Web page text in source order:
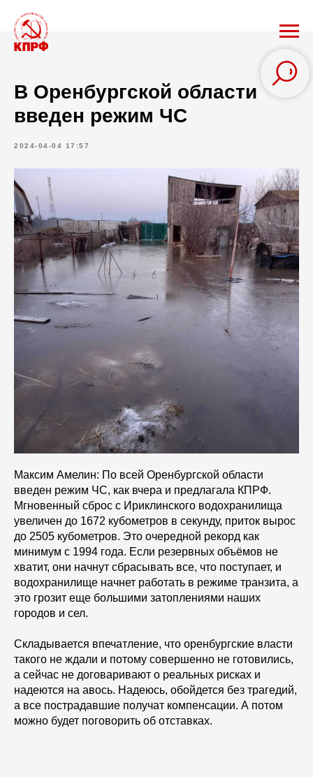
В Оренбургской области
введен режим ЧС
2024-04-04 17:57
Максим Амелин: По всей Оренбургской области
введен режим ЧС, как вчера и предлагала КПРФ.
Мгновенный сброс с Ириклинского водохранилища
увеличен до 1672 кубометров в секунду, приток вырос
до 2505 кубометров. Это очередной рекорд как
минимум с 1994 года. Если резервных объёмов не
хватит, они начнут сбрасывать все, что поступает, и
водохранилище начнет работать в режиме транзита, а
это грозит еще большими затоплениями наших
городов и сел.
Складывается впечатление, что оренбургские власти
такого не ждали и потому совершенно не готовились,
а сейчас не договаривают о реальных рисках и
надеются на авось. Надеюсь, обойдется без трагедий,
а все пострадавшие получат компенсации. А потом
можно будет поговорить об отставках.